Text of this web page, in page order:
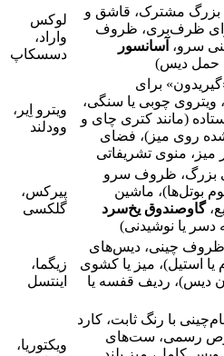
بزرگ مشترک، قاشق و
ظرف‌بری، ظروف
سرو، آسانسور
حمل دیس)
لوکس
واراد،
دسسکاپ
برای
ویتروی چوبی یا سنگی،
(مانند کتری چای و
روی میز)، فضای
میز، منوی تشریفاتی
ویترو اِیر،
وودلند
بزرگ، ظروف سرو
بوتل‌ها)، ماشین
گاوصندوق یخ‌سرد
دسر یا نوشیدنی)
پیرکس،
گلکسی
چینی، دیس‌های
یا استیل)، میز یا کشوی
دیس)، ردیف قفسه یا
زیگما،
اینتسل
با رنگ ثابت، کارد
رسمی، ست‌های
ویکتوریا،